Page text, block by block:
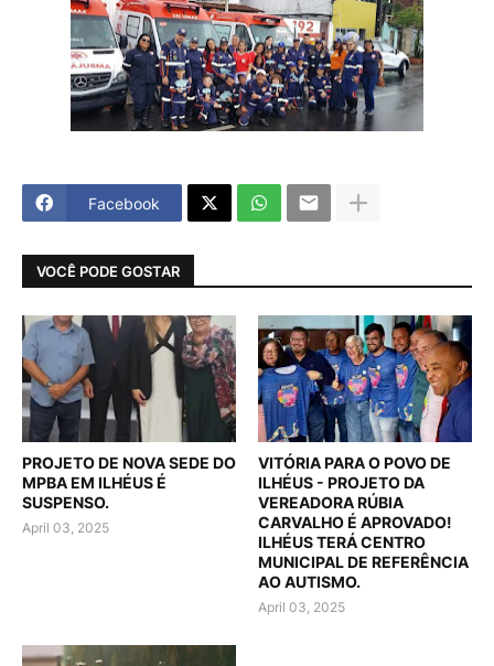
Facebook
VOCÊ PODE GOSTAR
PROJETO DE NOVA SEDE DO
MPBA EM ILHÉUS É
SUSPENSO.
April 03, 2025
VITÓRIA PARA O POVO DE
ILHÉUS - PROJETO DA
VEREADORA RÚBIA
CARVALHO É APROVADO!
ILHÉUS TERÁ CENTRO
MUNICIPAL DE REFERÊNCIA
AO AUTISMO.
April 03, 2025